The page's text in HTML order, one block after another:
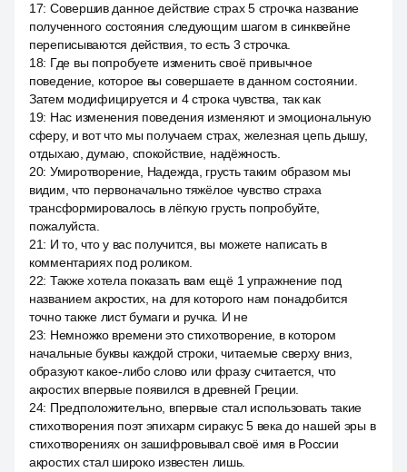
17: Совершив данное действие страх 5 строчка название
полученного состояния следующим шагом в синквейне
переписываются действия, то есть 3 строчка.
18: Где вы попробуете изменить своё привычное
поведение, которое вы совершаете в данном состоянии.
Затем модифицируется и 4 строка чувства, так как
19: Нас изменения поведения изменяют и эмоциональную
сферу, и вот что мы получаем страх, железная цепь дышу,
отдыхаю, думаю, спокойствие, надёжность.
20: Умиротворение, Надежда, грусть таким образом мы
видим, что первоначально тяжёлое чувство страха
трансформировалось в лёгкую грусть попробуйте,
пожалуйста.
21: И то, что у вас получится, вы можете написать в
комментариях под роликом.
22: Также хотела показать вам ещё 1 упражнение под
названием акростих, на для которого нам понадобится
точно также лист бумаги и ручка. И не
23: Немножко времени это стихотворение, в котором
начальные буквы каждой строки, читаемые сверху вниз,
образуют какое-либо слово или фразу считается, что
акростих впервые появился в древней Греции.
24: Предположительно, впервые стал использовать такие
стихотворения поэт эпихарм сиракус 5 века до нашей эры в
стихотворениях он зашифровывал своё имя в России
акростих стал широко известен лишь.